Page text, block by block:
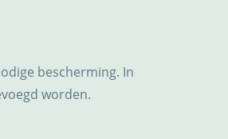
bescherming. In
worden.